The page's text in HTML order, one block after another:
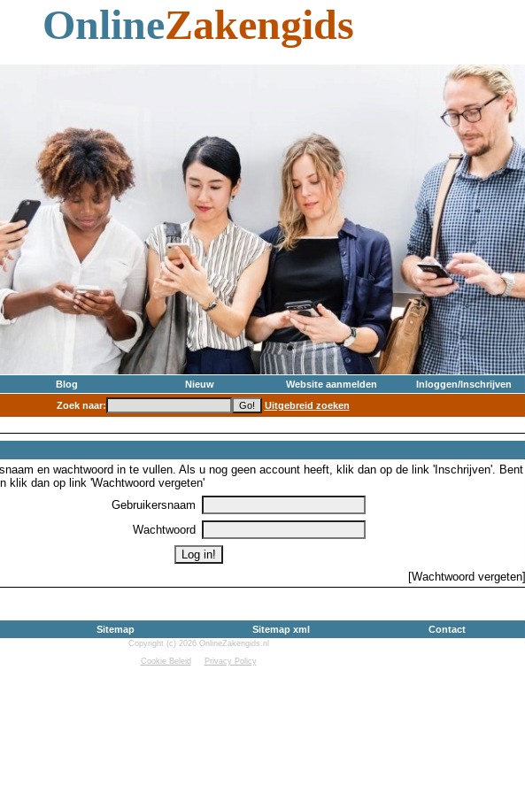
OnlineZakengids
Blog Nieuw Website aanmelden
Inloggen/Inschrijven
Zoek naar:
Uitgebreid zoeken
en wachtwoord in te vullen. Als u nog geen account heeft, klik dan op de link 'Inschrijven'. Bent
klik dan op link 'Wachtwoord vergeten'
Gebruikersnaam
Wachtwoord
[Wachtwoord vergeten]
Sitemap Sitemap xml Contact
Copyright (c) 2026 OnlineZakengids.nl
Cookie Beleid
Privacy Policy